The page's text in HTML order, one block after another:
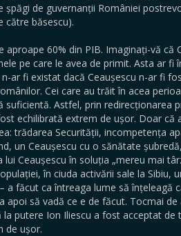
de guvernanții României
către băsescu).
60% din PIB. Imaginați-vă că
pe care le avea de primit. Asta ar fi
ar fi existat dacă Ceaușescu n-ar fi
Cei care au trăit în acea
Astfel, prin redirecționarea
echilibrată extrem de ușor. Doar că
trădarea Securității, incompetența
un Ceaușescu cu o sănătate
Ceaușescu în soluția „mereu mai
în ciuda activării sale la Sibiu,
făcut ca întreaga lume să înțeleagă
să vadă ce e de făcut. Tocmai de
putere Ion Iliescu a fost acceptat de
de ușor.